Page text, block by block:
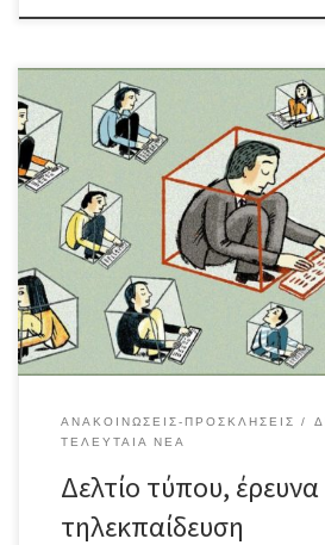
ΔΕΛΤΙΟ ΤΥΠΟΥ ΓΙΑ ΤΗΛΕΚΠΑΙΔΕΥΣΗ
ΤΗΛΕΚΠΑΙΔΕΥΣΗ
ΑΝΑΚΟΙΝΏΣΕΙΣ-ΠΡΟΣΚΛΉΣΕΙΣ
ΤΕΛΕΥΤΑΊΑ ΝΈΑ
Δελτίο τύπου,
τηλεκπαίδευση